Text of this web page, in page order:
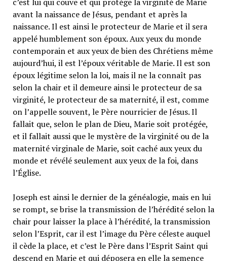
avant la naissance de Jésus, pendant et après la
naissance. Il est ainsi le protecteur de Marie et il sera
appelé humblement son époux. Aux yeux du monde
contemporain et aux yeux de bien des Chrétiens même
aujourd’hui, il est l’époux véritable de Marie. Il est son
époux légitime selon la loi, mais il ne la connaît pas
selon la chair et il demeure ainsi le protecteur de sa
virginité, le protecteur de sa maternité, il est, comme
on l’appelle souvent, le Père nourricier de Jésus. Il
fallait que, selon le plan de Dieu, Marie soit protégée,
et il fallait aussi que le mystère de la virginité ou de la
maternité virginale de Marie, soit caché aux yeux du
monde et révélé seulement aux yeux de la foi, dans
l’Église.
Joseph est ainsi le dernier de la généalogie, mais en lui
se rompt, se brise la transmission de l’hérédité selon la
chair pour laisser la place à l’hérédité, la transmission
selon l’Esprit, car il est l’image du Père céleste auquel
il cède la place, et c’est le Père dans l’Esprit Saint qui
descend en Marie et qui déposera en elle la semence